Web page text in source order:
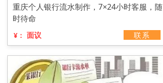
重庆个人银行流水制作，7×24小时客服，随
时待命
¥： 面议 联系